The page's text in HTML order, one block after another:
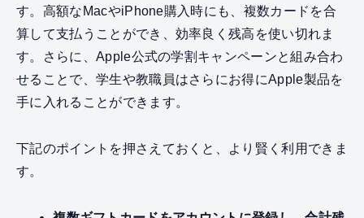
す。高額なMacやiPhone購入時にも、複数カードを合
算して支払うことができ、効率良く残高を使い切れま
す。さらに、Apple公式の学割キャンペーンと組み合わ
せることで、学生や教職員はさらにお得にApple製品を
手に入れることができます。
下記のポイントを押さえておくと、より賢く利用できま
す。